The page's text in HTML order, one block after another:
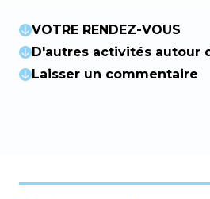
VOTRE RENDEZ-VOUS
D'autres activités autour
Laisser un commentaire